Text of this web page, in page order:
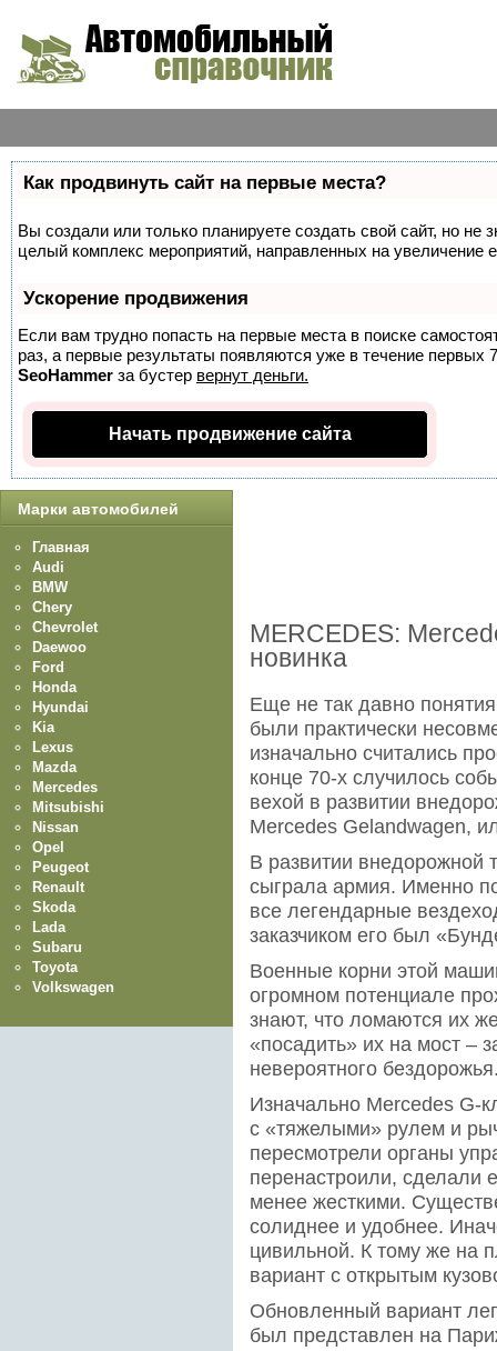
Как продвинуть сайт на первые места?
Вы создали или только планируете создать свой сайт, но не
целый комплекс мероприятий, направленных на увеличение
Ускорение продвижения
Если вам трудно попасть на первые места в поиске
раз, а первые результаты появляются уже в течение первых
SeoHammer за бустер вернут деньги.
Начать продвижение сайта
MERCEDES:
новинка
Еще не так давно
были практически
изначально считались
конце 70-х случилось
вехой в развитии
Mercedes Gelаndwagen,
В развитии внедорожной
сыграла армия. Именно
все легендарные
заказчиком его был
Военные корни этой
огромном потенциале
знают, что ломаются их
«посадить» их на мост –
невероятного
Изначально Mercedes G-
с «тяжелыми» рулем и
пересмотрели органы
перенастроили, сделали
менее жесткими.
солиднее и удобнее.
цивильной. К тому же на
вариант с открытым
Обновленный вариант
был представлен на
Марки автомобилей
Главная
Audi
BMW
Chery
Chevrolet
Daewoo
Ford
Honda
Hyundai
Kia
Lexus
Mazda
Mercedes
Mitsubishi
Nissan
Opel
Peugeot
Renault
Skoda
Lada
Subaru
Toyota
Volkswagen